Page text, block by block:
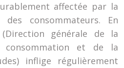
affectée par la
consommateurs. En
(Direction générale de la
consommation et de la
inflige régulièrement